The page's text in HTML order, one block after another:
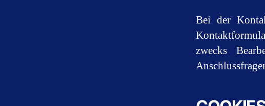
Bei der
zwecks